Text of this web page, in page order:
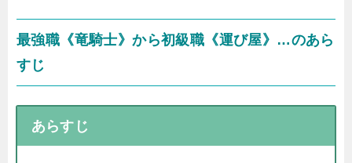
最強職《竜騎士》から初級職《運び屋》…のあら
すじ
あらすじ